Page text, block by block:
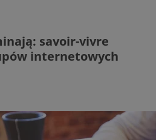
savoir-vivre
internetowych